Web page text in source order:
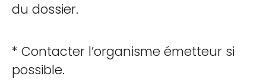
du dossier.
* Contacter l’organisme émetteur si
possible.